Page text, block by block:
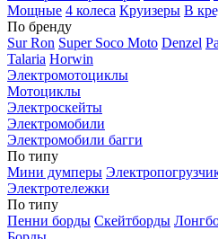
Мощные 4 колеса Круизеры В
По бренду
Sur Ron Super Soco Moto Denzel
Talaria Horwin
Электромотоциклы
Мотоциклы
Электроскейты
Электромобили
Электромобили багги
По типу
Мини думперы
Электротележки
По типу
Пенни борды Скейтборды